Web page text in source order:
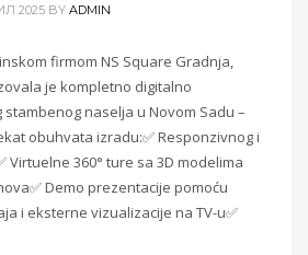
2025 BY ADMIN
firmom NS Square Gradnja,
je kompletno digitalno
naselja u Novom Sadu –
obuhvata izradu:✅ Responzivnog i
Virtuelne 360° ture sa 3D modelima
Demo prezentacije pomoću
i eksterne vizualizacije na TV-u✅